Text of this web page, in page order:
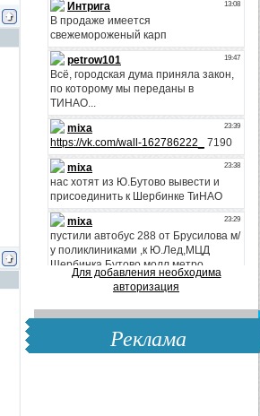
Для добавления необходима
авторизация
Реклама